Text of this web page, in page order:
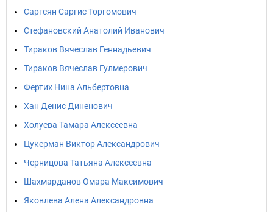
Саргсян Саргис Торгомович
Стефановский Анатолий Иванович
Тираков Вячеслав Геннадьевич
Тираков Вячеслав Гулмерович
Фертих Нина Альбертовна
Хан Денис Диненович
Холуева Тамара Алексеевна
Цукерман Виктор Александрович
Черницова Татьяна Алексеевна
Шахмарданов Омара Максимович
Яковлева Алена Александровна